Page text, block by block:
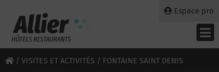
Espace pro
/ VISITES ET ACTIVITÉS / FONTAINE SAINT DENIS